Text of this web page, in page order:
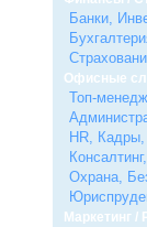
Банки,
Офисные
Топ-
HR,
Охрана,
Маркетинг